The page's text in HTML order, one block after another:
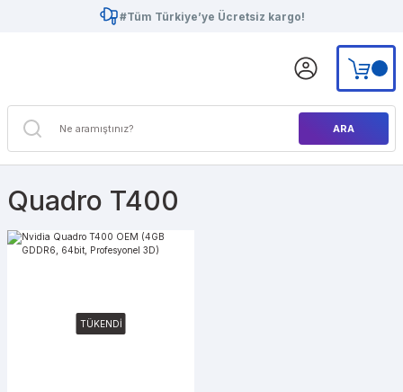
#Tüm Türkiye’ye Ücretsiz kargo!
ARA
Quadro T400
TÜKENDİ